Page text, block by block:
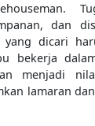
dan
yang dicari
bekerja
menjadi
lamaran